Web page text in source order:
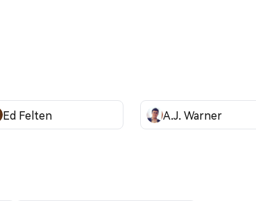
Ed Felten A.J. Warner